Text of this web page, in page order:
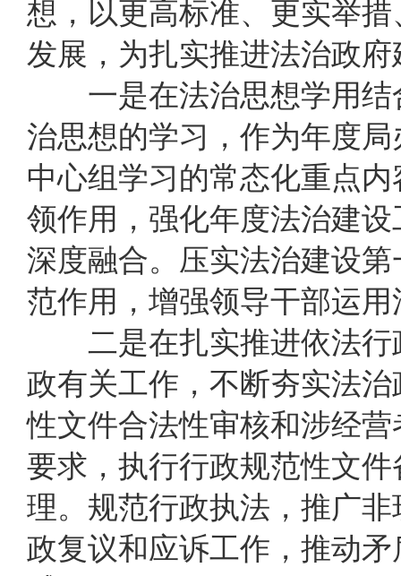
想，以更高标准、更实举
发展，为扎实推进法治政
一是在法治思想学用结
治思想的学习，作为年度
中心组学习的常态化重点
领作用，强化年度法治建
深度融合。压实法治建设
范作用，增强领导干部运
二是在扎实推进依法行
政有关工作，不断夯实法
性文件合法性审核和涉经
要求，执行行政规范性文
理。规范行政执法，推广
政复议和应诉工作，推动